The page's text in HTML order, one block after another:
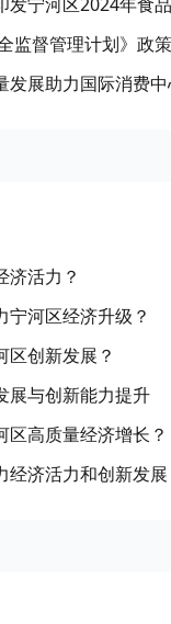
监督管理计划》政
济活力？
河区经济升级？
区创新发展？
展与创新能力提升
高质量经济增长？
经济活力和创新发展